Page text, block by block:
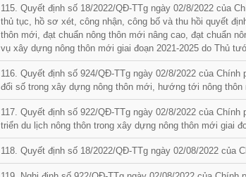
115. Quyết định số 18/2022/QĐ-TTg ngày 02/8/2022 của
thủ tục, hồ sơ xét, công nhận, công bố và thu hồi quyết
thôn mới, đạt chuẩn nông thôn mới nâng cao, đạt chuẩn
vụ xây dựng nông thôn mới giai đoạn 2021-2025 do Thủ
116. Quyết định số 924/QĐ-TTg ngày 02/8/2022 của
đổi số trong xây dựng nông thôn mới, hướng tới nông thôn
117. Quyết định số 922/QĐ-TTg ngày 02/8/2022 của
triển du lịch nông thôn trong xây dựng nông thôn mới giai
118. Quyết định số 18/2022/QĐ-TTg ngày 02/08/2022 của